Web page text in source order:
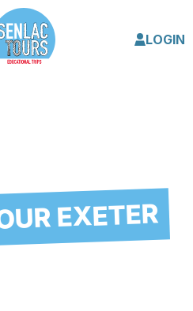
LOGIN
EXETER